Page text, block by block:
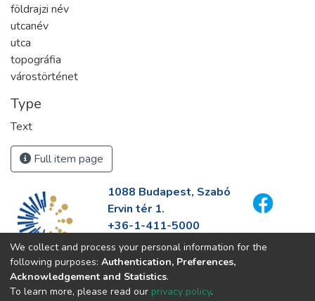
földrajzi név
utcanév
utca
topográfia
várostörténet
Type
Text
Full item page
1088 Budapest, Szabó
Ervin tér 1.
+36-1-411-5000
info@fszek.hu
https://fszek.hu
We collect and process your personal information for the
following purposes: Authentication, Preferences,
Acknowledgement and Statistics.
To learn more, please read our privacy policy.